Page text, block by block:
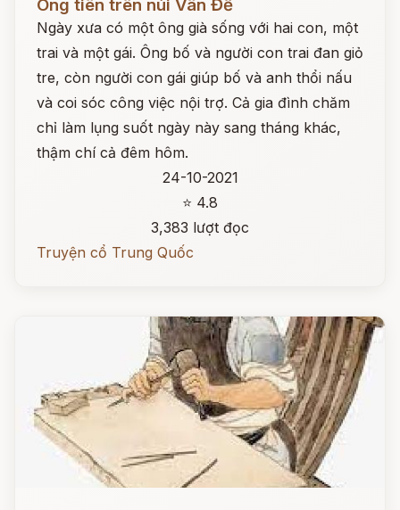
Ông tiên trên núi Vân Đế
Ngày xưa có một ông già sống với hai con, một
trai và một gái. Ông bố và người con trai đan giỏ
tre, còn người con gái giúp bố và anh thổi nấu
và coi sóc công việc nội trợ. Cả gia đình chăm
chỉ làm lụng suốt ngày này sang tháng khác,
thậm chí cả đêm hôm.
24-10-2021
⭐ 4.8
3,383 lượt đọc
Truyện cổ Trung Quốc